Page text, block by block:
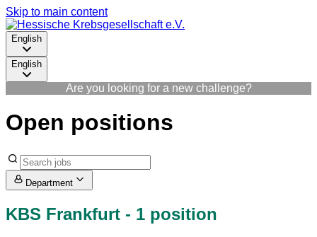
Skip to main content
English
English
Are you looking for a new challenge?
Open positions
Department
KBS Frankfurt - 1 position